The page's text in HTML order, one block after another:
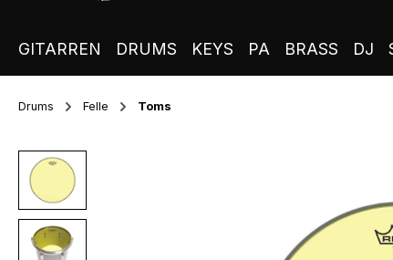
GITARREN DRUMS KEYS PA BRASS DJ
Drums Felle Toms
Bildergalerie überspringen